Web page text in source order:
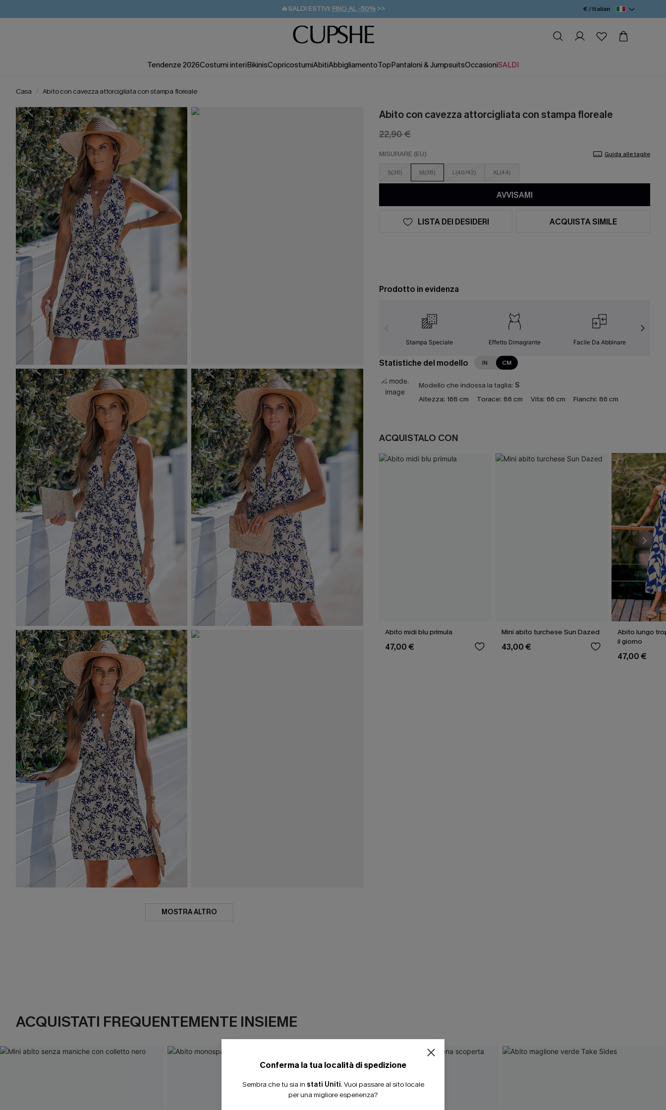
🔥SALDI ESTIVI: FINO AL -50% >>
🚚SPEDIZIONE GRATUITA DA 49€
💌REGALO PER I NUOVI: 20% DI SCONTO*
€ / Italian
Tendenze 2026Costumi interiBikinisCopricostumiAbitiAbbigliamentoTopPantaloni & JumpsuitsOccasioniSALDI
Casa Abito con cavezza attorcigliata con stampa floreale
MOSTRA ALTRO
Abito con cavezza attorcigliata con stampa floreale
22,90 €
MISURARE (EU) Guida alle taglie
S(36) M(38) L(40/42) XL(44)
AVVISAMI
LISTA DEI DESIDERI ACQUISTA SIMILE
Prodotto in evidenza
Stampa Speciale Effetto Dimagrante Facile Da Abbinare
Statistiche del modello IN CM
Modello che indossa la taglia: S
Altezza: 168 cm Torace: 86 cm Vita: 66 cm Fianchi: 86 cm
ACQUISTALO CON
Abito midi blu primula
47,00 €
Mini abito turchese Sun Dazed
43,00 €
Abito lungo
il giorno
47,00 €
ACQUISTATI FREQUENTEMENTE INSIEME
Conferma la tua località di spedizione
Sembra che tu sia in stati Uniti. Vuoi passare al sito locale
per una migliore esperienza?
20% DI SCONTO SU 2 O PIÙ ARTICOLI